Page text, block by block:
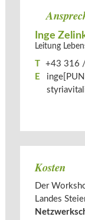
Inge
Leitung
T +43 316
E
Kosten
Der
Landes